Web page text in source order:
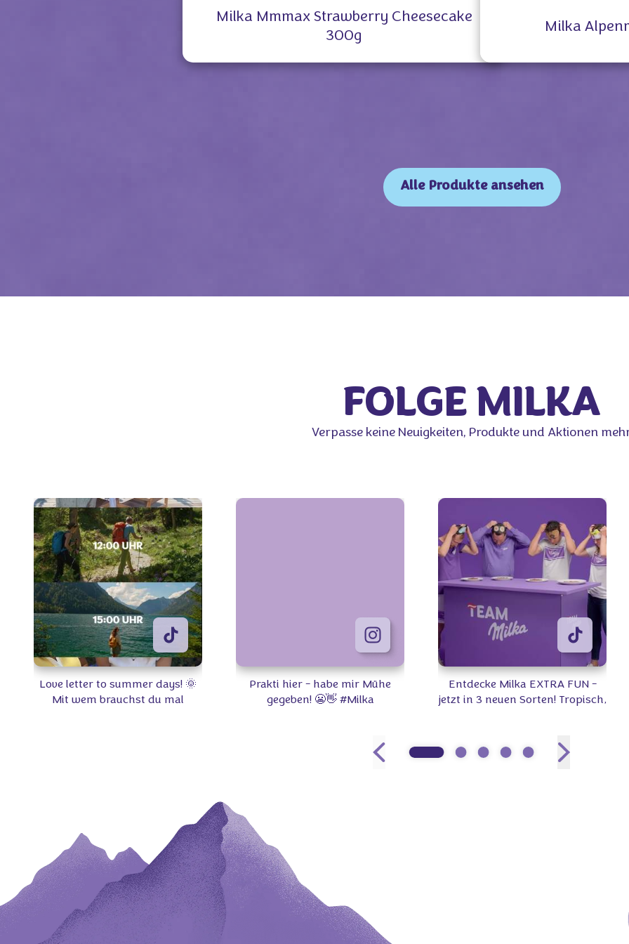
Milka Mmmax Strawberry Cheesecake
300g
Milka
Alle Produkte ansehen
FOLGE MILKA
Verpasse keine Neuigkeiten, Produkte und Aktionen
Love letter to summer days! 🌞
Mit wem brauchst du mal
Prakti hier - habe mir Mühe
gegeben! 😬👋 #Milka
Entdecke Milka EXTRA FUN -
jetzt in 3 neuen Sorten! Tropisch,